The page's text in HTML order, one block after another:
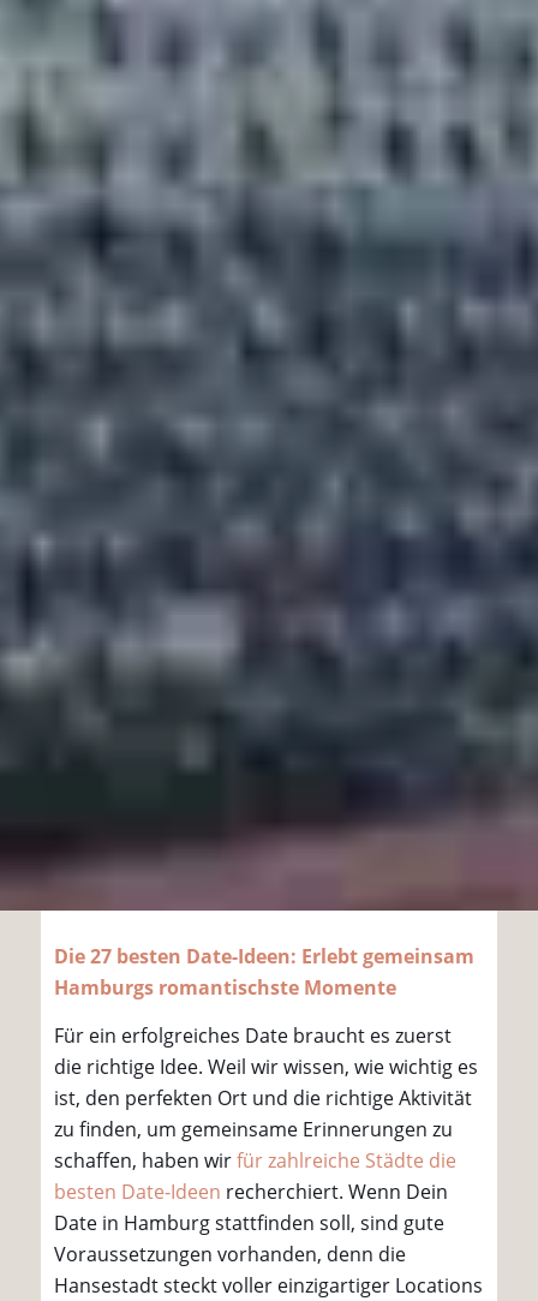
Die 27 besten Date-Ideen: Erlebt gemeinsam
Hamburgs romantischste Momente
Für ein erfolgreiches Date braucht es zuerst
die richtige Idee. Weil wir wissen, wie wichtig es
ist, den perfekten Ort und die richtige Aktivität
zu finden, um gemeinsame Erinnerungen zu
schaffen, haben wirfür zahlreiche Städte die
besten Date-Ideen recherchiert. Wenn Dein
Date in Hamburg stattfinden soll, sind gute
Voraussetzungen vorhanden, denn die
Hansestadt steckt voller einzigartiger Locations